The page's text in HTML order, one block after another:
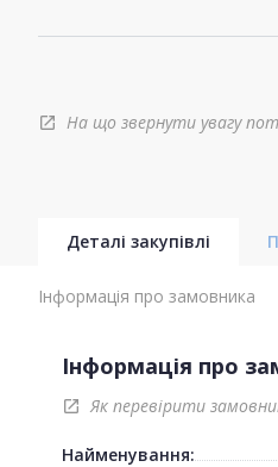
open_in_new На що звернути увагу
Деталі закупівлі
Інформація про замовника
Інформація про
open_in_new Як перевірити
Найменування: